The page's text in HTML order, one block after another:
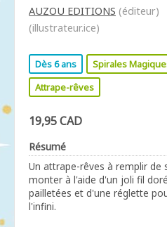
AUZOU EDITIONS (éditeur)
(illustrateur.ice)
Dès 6 ans Spirales
Attrape-rêves
19,95 CAD
Résumé
Un attrape-rêves à remplir de
monter à l'aide d'un joli fil
pailletées et d'une réglette
l'infini.